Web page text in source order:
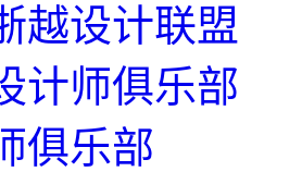
越设计联盟
计师俱乐部
俱乐部